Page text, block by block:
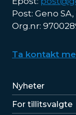
Post: Geno
Org.nr:
Ta kontakt
Lenker
Nyheter
For tillitsvalgte